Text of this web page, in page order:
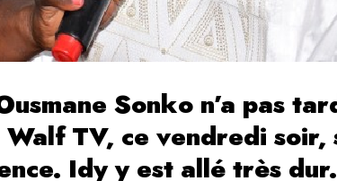
Sonko n’a pas
TV, ce vendredi soir,
Idy y est allé très dur.